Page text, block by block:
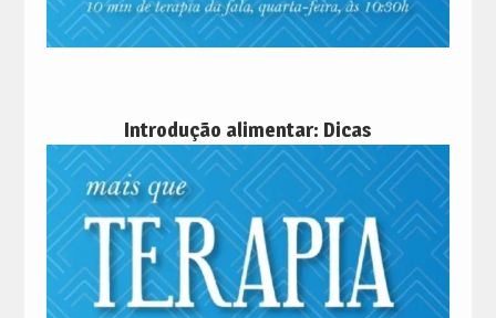
Introdução alimentar: Dicas